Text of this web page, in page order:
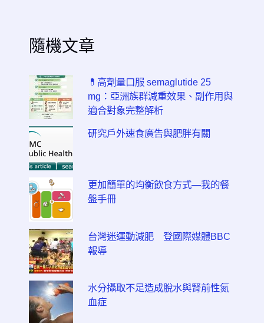
隨機文章
💊高劑量口服 semaglutide 25
mg：亞洲族群減重效果、副作用與
適合對象完整解析
研究戶外速食廣告與肥胖有關
更加簡單的均衡飲食方式—我的餐
盤手冊
台灣迷運動減肥 登國際媒體BBC
報導
水分攝取不足造成脫水與腎前性氮
血症